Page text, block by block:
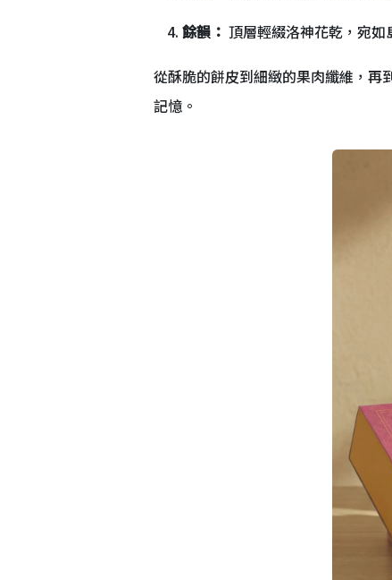
餘韻： 頂層輕綴洛神花乾，宛如
從酥脆的餅皮到細緻的果肉纖維，再
記憶。